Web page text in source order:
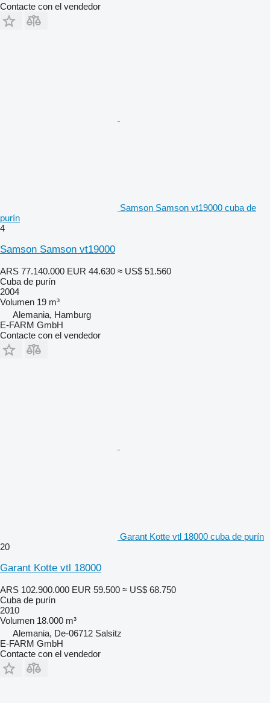
Contacte con el vendedor
Samson Samson vt19000 cuba de
purín
4
Samson Samson vt19000
ARS 77.140.000 EUR 44.630 ≈ US$ 51.560
Cuba de purín
2004
Volumen 19 m³
Alemania, Hamburg
E-FARM GmbH
Contacte con el vendedor
Garant Kotte vtl 18000 cuba de purín
20
Garant Kotte vtl 18000
ARS 102.900.000 EUR 59.500 ≈ US$ 68.750
Cuba de purín
2010
Volumen 18.000 m³
Alemania, De-06712 Salsitz
E-FARM GmbH
Contacte con el vendedor